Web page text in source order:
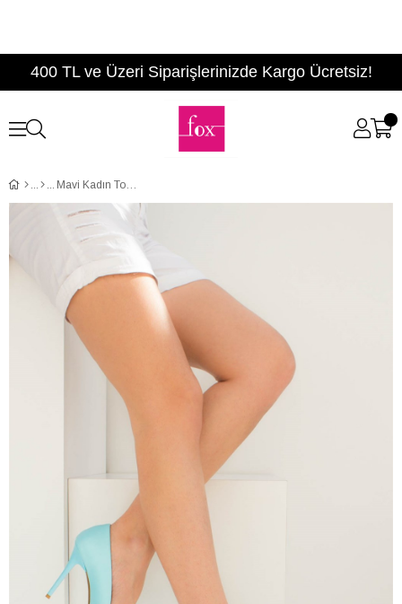
400 TL ve Üzeri Siparişlerinizde Kargo Ücretsiz!
Mavi Kadın Topuklu Ayakkabı 8922151909